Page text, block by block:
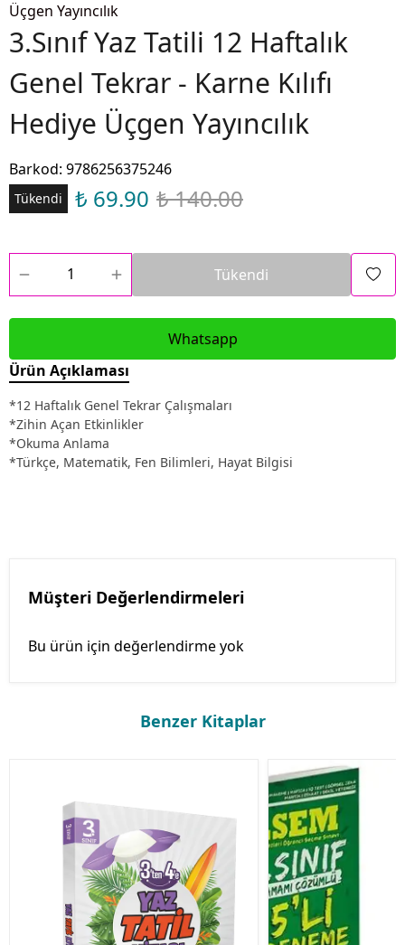
Üçgen Yayıncılık
3.Sınıf Yaz Tatili 12 Haftalık
Genel Tekrar - Karne Kılıfı
Hediye Üçgen Yayıncılık
Barkod: 9786256375246
Tükendi ₺ 69.90 ₺ 140.00
Tükendi
Whatsapp
Ürün Açıklaması
*12 Haftalık Genel Tekrar Çalışmaları
*Zihin Açan Etkinlikler
*Okuma Anlama
*Türkçe, Matematik, Fen Bilimleri, Hayat Bilgisi
Müşteri Değerlendirmeleri
Bu ürün için değerlendirme yok
Benzer Kitaplar